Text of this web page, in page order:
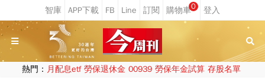
0
熱門： 月配息etf 勞保退休金 00939 勞保年金試算 存股名單